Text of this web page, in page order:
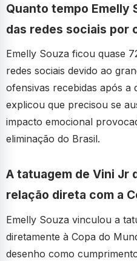
Quanto tempo Emelly
das redes sociais por
Emelly Souza ficou quase
redes sociais devido ao
ofensivas recebidas após a
explicou que precisou se
impacto emocional
eliminação do Brasil.
A tatuagem de Vini Jr
relação direta com a
Emelly Souza vinculou a
diretamente à Copa do
desenho como